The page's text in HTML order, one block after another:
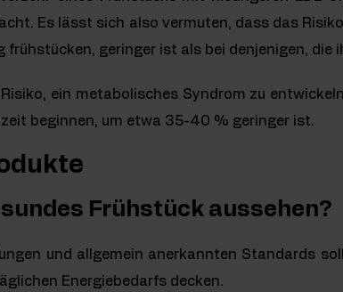
Es lässt sich also vermuten, dass das
frühstücken, geringer ist als bei denjenigen, die
ein metabolisches Syndrom zu
beginnen, um etwa 35-40 % geringer ist.
Frühstück aussehen?
und allgemein anerkannten Standards
Energiebedarfs decken.